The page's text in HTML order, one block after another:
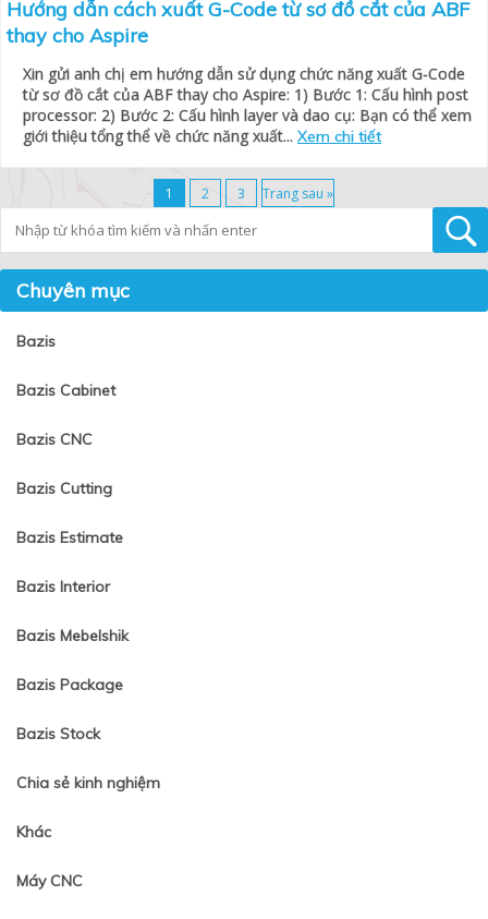
Hướng dẫn cách xuất G-Code từ sơ đồ cắt của ABF
thay cho Aspire
Xin gửi anh chị em hướng dẫn sử dụng chức năng xuất G-Code
từ sơ đồ cắt của ABF thay cho Aspire: 1) Bước 1: Cấu hình post
processor: 2) Bước 2: Cấu hình layer và dao cụ: Bạn có thể xem
giới thiệu tổng thể về chức năng xuất... Xem chi tiết
1 2 3 Trang sau »
Chuyên mục
Bazis
Bazis Cabinet
Bazis CNC
Bazis Cutting
Bazis Estimate
Bazis Interior
Bazis Mebelshik
Bazis Package
Bazis Stock
Chia sẻ kinh nghiệm
Khác
Máy CNC